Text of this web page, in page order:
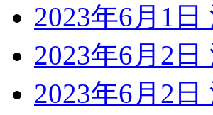
2023年6月1
2023年6月2
2023年6月2